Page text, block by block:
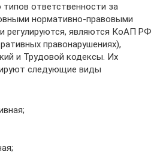
ответственности за
нормативно-правовыми
регулируются, являются КоАП РФ
правонарушениях),
и Трудовой кодексы. Их
следующие виды